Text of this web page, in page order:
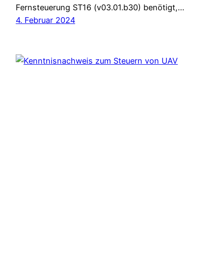
Fernsteuerung ST16 (v03.01.b30) benötigt,…
4. Februar 2024